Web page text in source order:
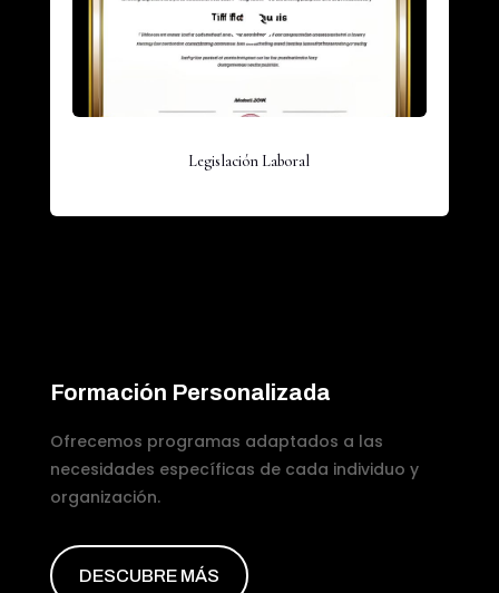
Legislación Laboral
Formación Personalizada
Ofrecemos programas adaptados a las
necesidades específicas de cada individuo y
organización.
DESCUBRE MÁS